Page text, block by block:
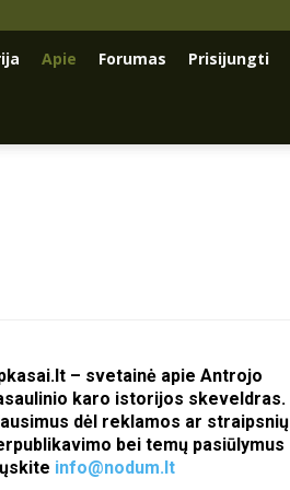
Apie Forumas Prisijungti
– svetainė apie Antrojo
karo istorijos skeveldras.
dėl reklamos ar straipsnių
bei temų pasiūlymus
info@nodum.lt